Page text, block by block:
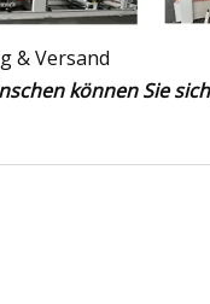
& Versand
können Sie